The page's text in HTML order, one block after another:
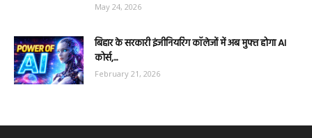
May 24, 2026
बिहार के सरकारी इंजीनियरिंग कॉलेजों में अब मुफ्त होगा AI
कोर्स,...
February 21, 2026